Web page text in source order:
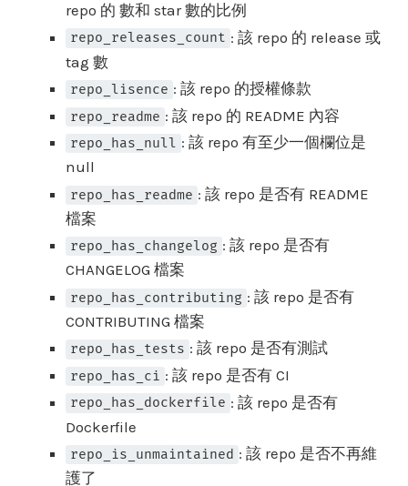
repo 的 數和 star 數的比例
repo_releases_count : 該 repo 的 release 或
tag 數
repo_lisence : 該 repo 的授權條款
repo_readme : 該 repo 的 README 內容
repo_has_null : 該 repo 有至少一個欄位是
null
repo_has_readme : 該 repo 是否有 README
檔案
repo_has_changelog : 該 repo 是否有
CHANGELOG 檔案
repo_has_contributing : 該 repo 是否有
CONTRIBUTING 檔案
repo_has_tests : 該 repo 是否有測試
repo_has_ci : 該 repo 是否有 CI
repo_has_dockerfile : 該 repo 是否有
Dockerfile
repo_is_unmaintained : 該 repo 是否不再維
護了